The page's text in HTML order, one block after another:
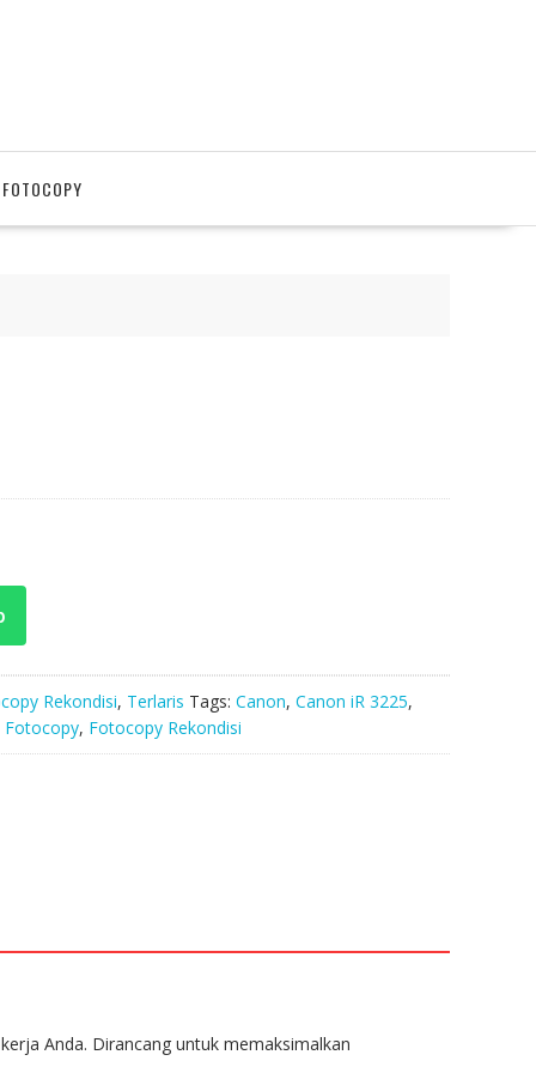
Rekondisi, Terlaris Tags: Canon, Canon iR 3225,
Fotocopy, Fotocopy Rekondisi
Anda. Dirancang untuk memaksimalkan